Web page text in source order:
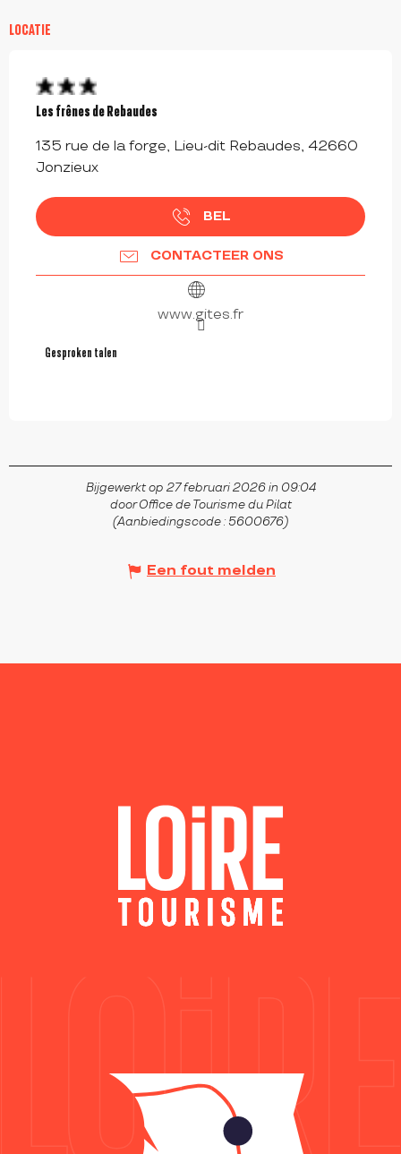
LOCATIE
Les frênes de Rebaudes
135 rue de la forge, Lieu-dit Rebaudes, 42660
Jonzieux
BEL
CONTACTEER ONS
www.gites.fr
Gesproken talen
Gesproken talen
Bijgewerkt op 27 februari 2026 in 09:04
door Office de Tourisme du Pilat
(Aanbiedingscode : 5600676)
Een fout melden